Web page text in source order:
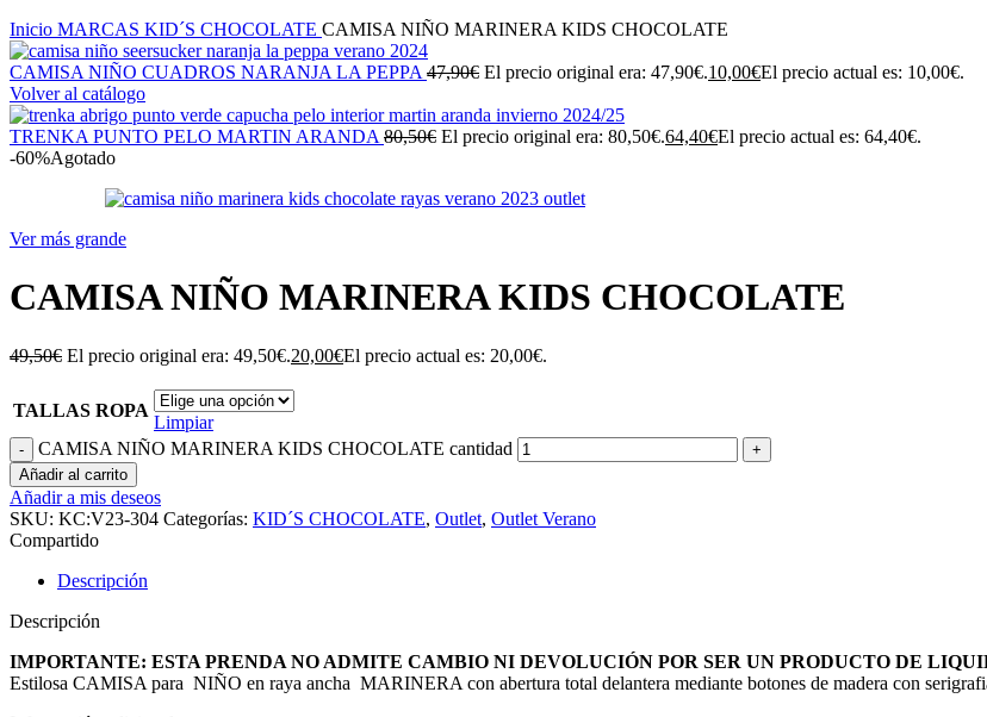
Inicio MARCAS KID´S CHOCOLATE CAMISA NIÑO MARINERA KIDS CHOCOLATE
CAMISA NIÑO CUADROS NARANJA LA PEPPA 47,90€ El precio original era: 47,90€.10,00€El precio actual es: 10,00€.
Volver al catálogo
TRENKA PUNTO PELO MARTIN ARANDA 80,50€ El precio original era: 80,50€.64,40€El precio actual es: 64,40€.
-60%Agotado
Ver más grande
CAMISA NIÑO MARINERA KIDS CHOCOLATE
49,50€ El precio original era: 49,50€.20,00€El precio actual es: 20,00€.
TALLAS ROPA
Limpiar
CAMISA NIÑO MARINERA KIDS CHOCOLATE cantidad
Añadir al carrito
Añadir a mis deseos
SKU: KC:V23-304 Categorías: KID´S CHOCOLATE, Outlet, Outlet Verano
Compartido
Descripción
Descripción
IMPORTANTE: ESTA PRENDA NO ADMITE CAMBIO NI DEVOLUCIÓN POR SER UN PRODUCTO DE
Estilosa CAMISA para NIÑO en raya ancha MARINERA con abertura total delantera mediante botones de madera con